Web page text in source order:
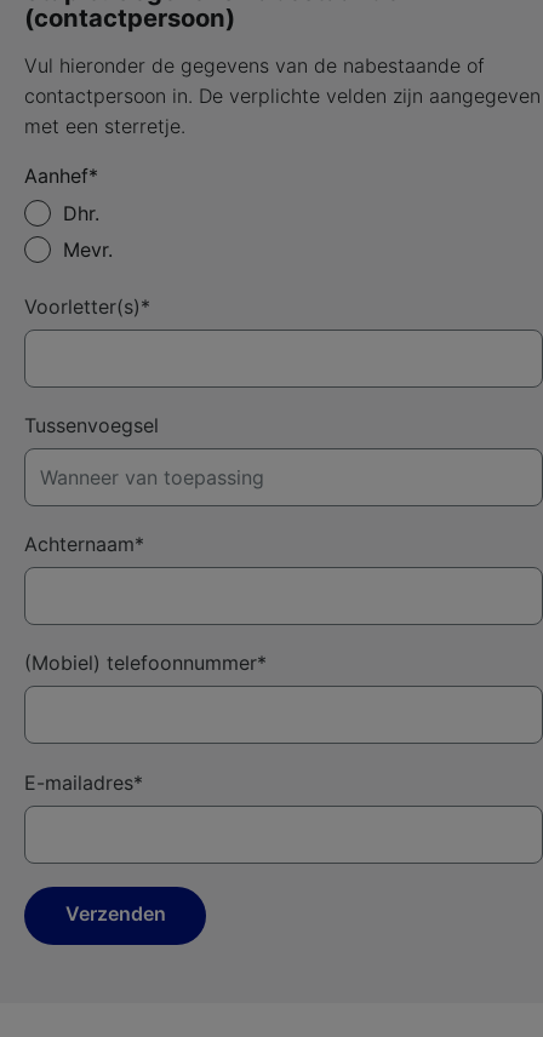
(contactpersoon)
Vul hieronder de gegevens van de nabestaande of
contactpersoon in. De verplichte velden zijn aangegeven
met een sterretje.
Aanhef*
Dhr.
Mevr.
Voorletter(s)*
Tussenvoegsel
Achternaam*
(Mobiel) telefoonnummer*
E-mailadres*
Verzenden